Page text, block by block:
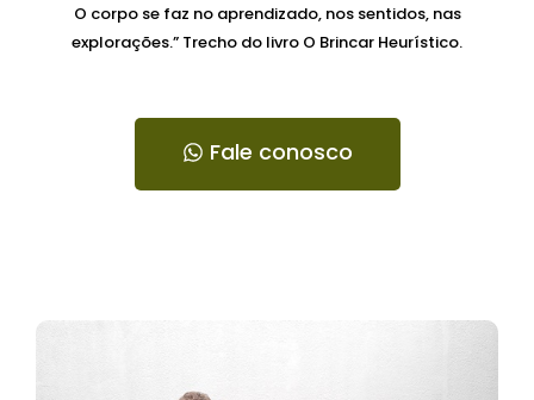
O corpo se faz no aprendizado, nos sentidos, nas
explorações.” Trecho do livro O Brincar Heurístico.
Fale conosco